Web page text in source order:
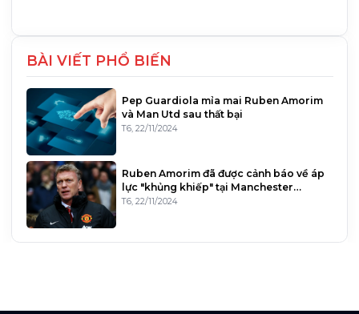
BÀI VIẾT PHỔ BIẾN
Pep Guardiola mỉa mai Ruben Amorim
và Man Utd sau thất bại
T6, 22/11/2024
Ruben Amorim đã được cảnh báo về áp
lực "khủng khiếp" tại Manchester
United bởi một cựu huấn luyện v
T6, 22/11/2024